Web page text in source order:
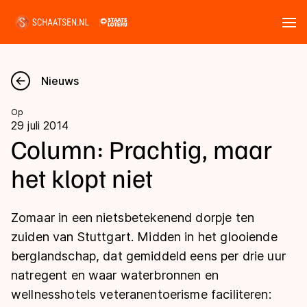
Nieuws
Kalender
Disciplines
Langebaan
Shorttrack
Inlineskaten
Uitslagen
Langebaan
Shorttrack
Marathon
Tijden & historie
Ranglijsten Langebaan
Nieuws
Op
29 juli 2014
Column: Prachtig, maar
het klopt niet
Zomaar in een nietsbetekenend dorpje ten
zuiden van Stuttgart. Midden in het glooiende
berglandschap, dat gemiddeld eens per drie uur
natregent en waar waterbronnen en
wellnesshotels veteranentoerisme faciliteren: